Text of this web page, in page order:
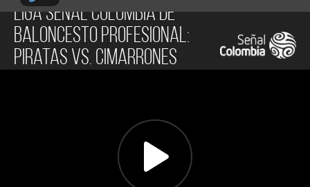
Liga Señal Colombia de
Baloncesto Profesional:
Piratas vs. Cimarrones